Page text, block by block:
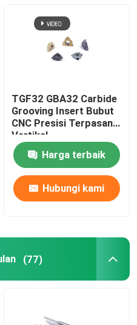
Karbida
TGF32 GBA32 Carbide
Grooving Insert Bubut
CNC Presisi Terpasang
Vertikal
Harga terbaik
Hubungi kami
(77)